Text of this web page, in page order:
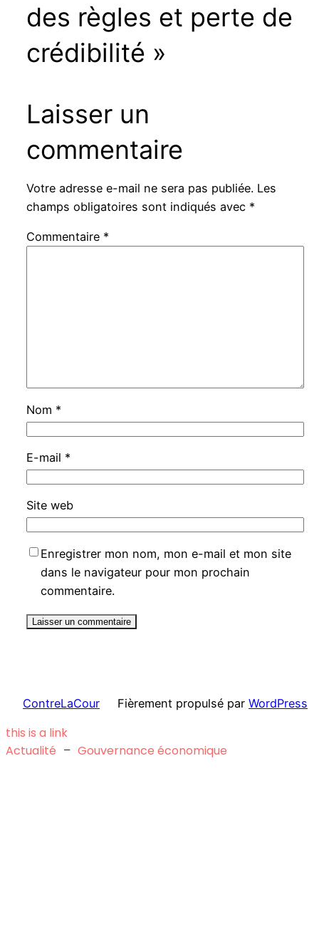
des règles et perte de
crédibilité »
Laisser un
commentaire
Votre adresse e-mail ne sera pas publiée. Les
champs obligatoires sont indiqués avec *
Commentaire *
Nom *
E-mail *
Site web
Enregistrer mon nom, mon e-mail et mon site
dans le navigateur pour mon prochain
commentaire.
ContreLaCour Fièrement propulsé par WordPress
this is a link
Actualité – Gouvernance économique